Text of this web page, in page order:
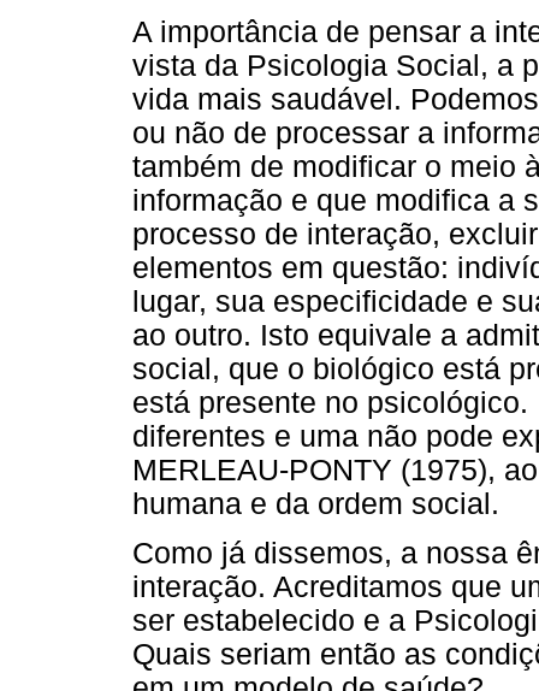
A importância de pensar a
vista da Psicologia Social, a
vida mais saudável.
ou não de processar a
também de modificar o meio
informação e que modifica a
processo de interação,
elementos em questão:
lugar, sua especificidade e
ao outro. Isto equivale a
social, que o biológico está
está presente no
diferentes e uma não pode
MERLEAU-PONTY (1975),
humana e da ordem social.
Como já dissemos, a nossa
interação. Acreditamos que
ser estabelecido e a
Quais seriam então as